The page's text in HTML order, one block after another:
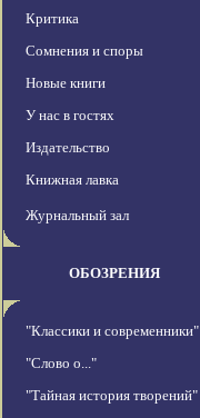
Критика
Сомнения и споры
Новые книги
У нас в гостях
Издательство
Книжная лавка
Журнальный зал
ОБОЗРЕНИЯ
"Классики и современники"
"Слово о..."
"Тайная история творений"